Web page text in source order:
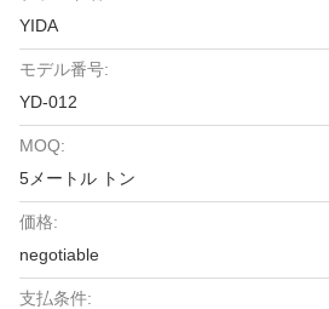
YIDA
モデル番号:
YD-012
MOQ:
5メートル トン
価格:
negotiable
支払条件: